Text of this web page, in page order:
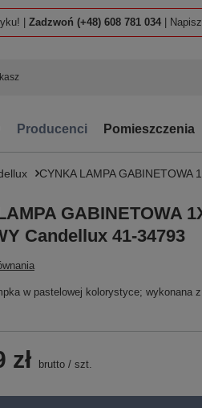
| Zadzwoń (+48) 608 781 034 |
Producenci Pomieszczenia
CYNKA LAMPA
GABINETOWA
Candellux 41-34793
w pastelowej kolorystyce; wykonana
zł brutto / szt.